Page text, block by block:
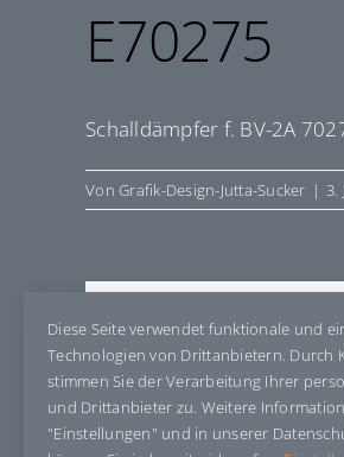
E70275
Schalldämpfer f. BV-2A
VonGrafik-Design-Jutta-Sucker | 3.
Share This Story,
Diese Seite verwendet funktionale und
Technologien von Drittanbietern. Durch
stimmen Sie der Verarbeitung Ihrer
und Drittanbieter zu. Weitere
"Einstellungen" und in unserer